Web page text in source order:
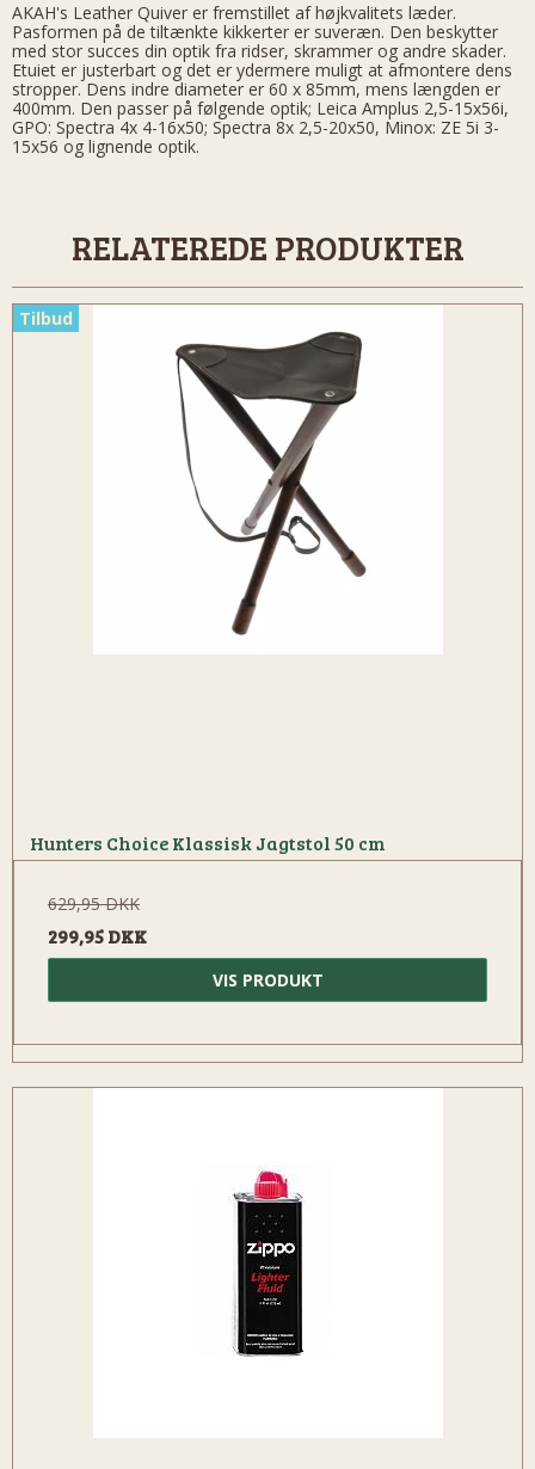
AKAH's Leather Quiver er fremstillet af højkvalitets læder.
Pasformen på de tiltænkte kikkerter er suveræn. Den beskytter
med stor succes din optik fra ridser, skrammer og andre skader.
Etuiet er justerbart og det er ydermere muligt at afmontere dens
stropper. Dens indre diameter er 60 x 85mm, mens længden er
400mm. Den passer på følgende optik; Leica Amplus 2,5-15x56i,
GPO: Spectra 4x 4-16x50; Spectra 8x 2,5-20x50, Minox: ZE 5i 3-
15x56 og lignende optik.
RELATEREDE PRODUKTER
Tilbud
Hunters Choice Klassisk Jagtstol 50 cm
629,95 DKK
299,95 DKK
VIS PRODUKT